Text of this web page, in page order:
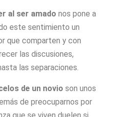
al ser amado nos pone a
este sentimiento un
que comparten y con
las discusiones,
las separaciones.
de un novio son unos
de preocuparnos por
que se viven duelen si